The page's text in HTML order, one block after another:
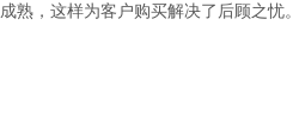
熟，这样为客户购买解决了后顾之忧。